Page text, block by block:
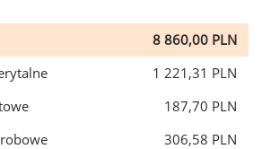
8 860,00 PLN
1 221,31 PLN
187,70 PLN
306,58 PLN